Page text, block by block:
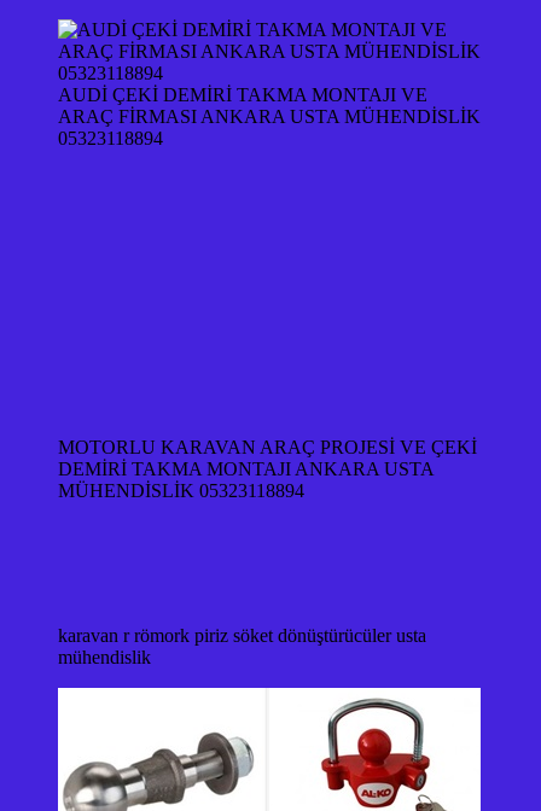
AUDİ ÇEKİ DEMİRİ TAKMA MONTAJI VE
ARAÇ FİRMASI ANKARA USTA MÜHENDİSLİK
05323118894
MOTORLU KARAVAN ARAÇ PROJESİ VE ÇEKİ
DEMİRİ TAKMA MONTAJI ANKARA USTA
MÜHENDİSLİK 05323118894
karavan r römork piriz söket dönüştürücüler usta
mühendislik